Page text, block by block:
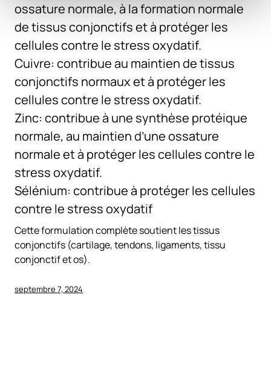
ossature normale, à la formation normale
de tissus conjonctifs et à protéger les
cellules contre le stress oxydatif.
Cuivre: contribue au maintien de tissus
conjonctifs normaux et à protéger les
cellules contre le stress oxydatif.
Zinc: contribue à une synthèse protéique
normale, au maintien d’une ossature
normale et à protéger les cellules contre le
stress oxydatif.
Sélénium: contribue à protéger les cellules
contre le stress oxydatif
Cette formulation complète soutient les tissus
conjonctifs (cartilage, tendons, ligaments, tissu
conjonctif et os).
septembre 7, 2024